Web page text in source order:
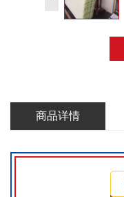
商品详情